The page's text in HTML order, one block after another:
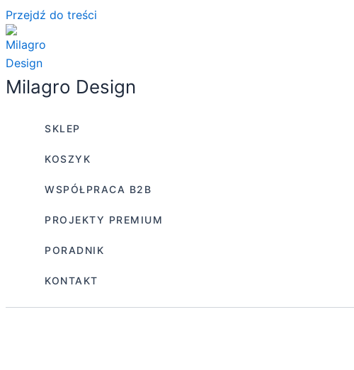
Przejdź do treści
Milagro Design
SKLEP
KOSZYK
WSPÓŁPRACA B2B
PROJEKTY PREMIUM
PORADNIK
KONTAKT